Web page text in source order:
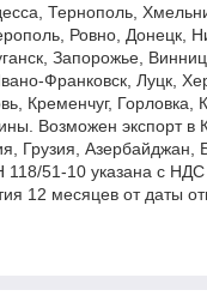
Тернополь,
Ровно, Донецк,
Запорожье,
Франковск, Луцк,
Кременчуг, Горловка,
Возможен экспорт в
Грузия, Азербайджан,
51-10 указана с НДС
12 месяцев от даты